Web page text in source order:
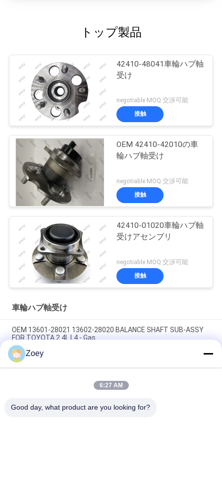
トップ製品
42410-48041車輪ハブ軸
受け
negotiable MOQ:交渉可能
接触
OEM 42410-42010の車
輪ハブ軸受け
negotiable MOQ:交渉可能
接触
42410-01020車輪ハブ軸
受けアセンブリ
negotiable MOQ:交渉可能
接触
車輪ハブ軸受け
OEM 13601-28021 13602-28020 BALANCE SHAFT SUB-ASSY
FOR TOYOTA 2.4L L4 - Gas
OEM 2345A015 MR995034 MITSUBISHI L200/TRITON用のクラ
ッチマスターシリンダー
OEM 13810-PWA-003 13810-PWA-000 ホンダ・アコードIV用の
Zoey
6:27 AM
Good day, what product are you looking for?